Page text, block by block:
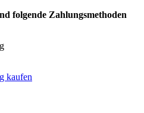
folgende Zahlungsmethoden
kaufen